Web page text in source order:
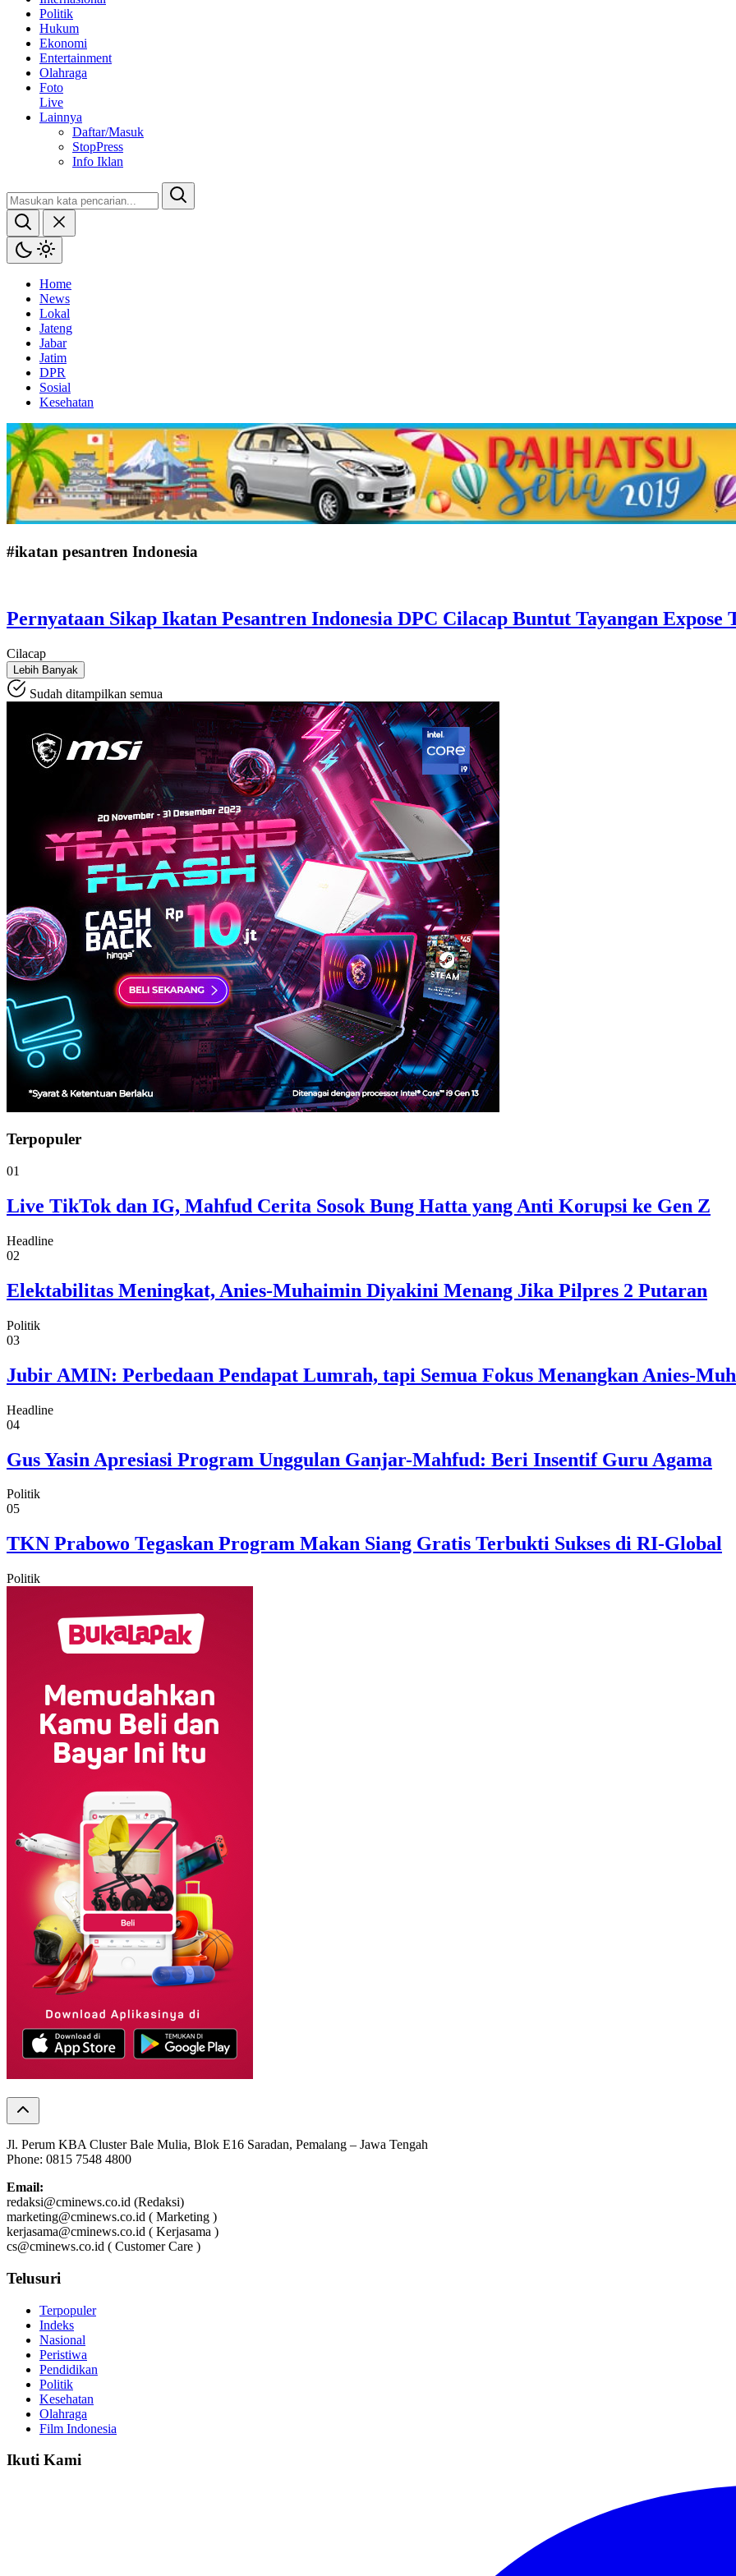
Politik
Hukum
Ekonomi
Entertainment
Olahraga
Foto
Live
Lainnya
Daftar/Masuk
StopPress
Info Iklan
Home
News
Lokal
Jateng
Jabar
Jatim
DPR
Sosial
Kesehatan
#ikatan pesantren Indonesia
Pernyataan Sikap Ikatan Pesantren Indonesia DPC Cilacap Buntut Tayangan Expose
Cilacap
Lebih Banyak
Sudah ditampilkan semua
Terpopuler
01
Live TikTok dan IG, Mahfud Cerita Sosok Bung Hatta yang Anti Korupsi ke Gen Z
Headline
02
Elektabilitas Meningkat, Anies-Muhaimin Diyakini Menang Jika Pilpres 2 Putaran
Politik
03
Jubir AMIN: Perbedaan Pendapat Lumrah, tapi Semua Fokus Menangkan Anies-
Headline
04
Gus Yasin Apresiasi Program Unggulan Ganjar-Mahfud: Beri Insentif Guru Agama
Politik
05
TKN Prabowo Tegaskan Program Makan Siang Gratis Terbukti Sukses di RI-Global
Politik
Jl. Perum KBA Cluster Bale Mulia, Blok E16 Saradan, Pemalang – Jawa Tengah
Phone: 0815 7548 4800
Email:
redaksi@cminews.co.id (Redaksi)
marketing@cminews.co.id ( Marketing )
kerjasama@cminews.co.id ( Kerjasama )
cs@cminews.co.id ( Customer Care )
Telusuri
Terpopuler
Indeks
Nasional
Peristiwa
Pendidikan
Politik
Kesehatan
Olahraga
Film Indonesia
Ikuti Kami